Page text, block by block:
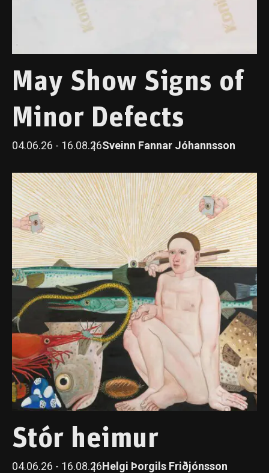
May Show Signs of
Minor Defects
04.06.26 - 16.08.26Sveinn Fannar Jóhannsson
Stór heimur
04.06.26 - 16.08.26Helgi Þorgils Friðjónsson